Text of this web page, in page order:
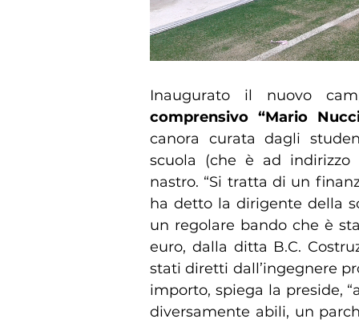
Inaugurato il nuovo
comprensivo “Mario
canora curata dagli
scuola (che è ad indirizzo
nastro. “Si tratta di un
ha detto la dirigente della
un regolare bando che è
euro, dalla ditta B.C.
stati diretti dall’ingegnere
importo, spiega la preside,
diversamente abili, un